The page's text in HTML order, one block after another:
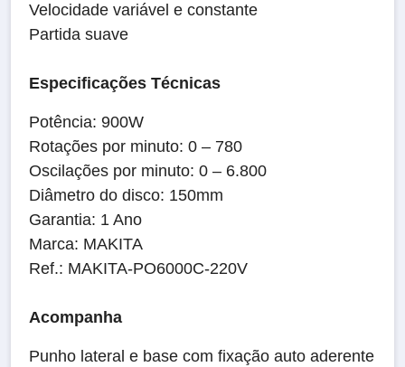
Velocidade variável e constante
Partida suave
Especificações Técnicas
Potência: 900W
Rotações por minuto: 0 – 780
Oscilações por minuto: 0 – 6.800
Diâmetro do disco: 150mm
Garantia: 1 Ano
Marca: MAKITA
Ref.: MAKITA-PO6000C-220V
Acompanha
Punho lateral e base com fixação auto aderente